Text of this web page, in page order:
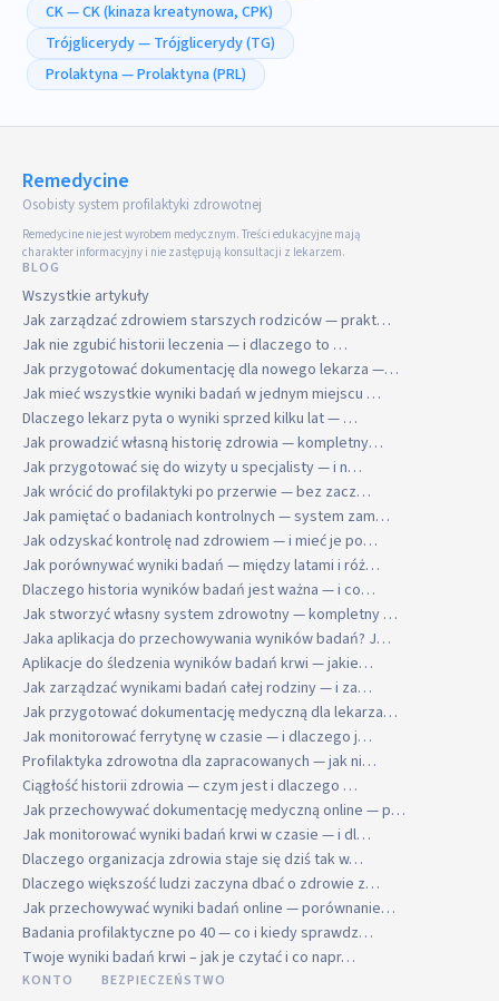
CK — CK (kinaza kreatynowa, CPK)
Trójglicerydy — Trójglicerydy (TG)
Prolaktyna — Prolaktyna (PRL)
Remedycine
Osobisty system profilaktyki zdrowotnej
Remedycine nie jest wyrobem medycznym. Treści edukacyjne mają
charakter informacyjny i nie zastępują konsultacji z lekarzem.
BLOG
Wszystkie artykuły
Jak zarządzać zdrowiem starszych rodziców — prakt…
Jak nie zgubić historii leczenia — i dlaczego to …
Jak przygotować dokumentację dla nowego lekarza —…
Jak mieć wszystkie wyniki badań w jednym miejscu …
Dlaczego lekarz pyta o wyniki sprzed kilku lat — …
Jak prowadzić własną historię zdrowia — kompletny…
Jak przygotować się do wizyty u specjalisty — i n…
Jak wrócić do profilaktyki po przerwie — bez zacz…
Jak pamiętać o badaniach kontrolnych — system zam…
Jak odzyskać kontrolę nad zdrowiem — i mieć je po…
Jak porównywać wyniki badań — między latami i róż…
Dlaczego historia wyników badań jest ważna — i co…
Jak stworzyć własny system zdrowotny — kompletny …
Jaka aplikacja do przechowywania wyników badań? J…
Aplikacje do śledzenia wyników badań krwi — jakie…
Jak zarządzać wynikami badań całej rodziny — i za…
Jak przygotować dokumentację medyczną dla lekarza…
Jak monitorować ferrytynę w czasie — i dlaczego j…
Profilaktyka zdrowotna dla zapracowanych — jak ni…
Ciągłość historii zdrowia — czym jest i dlaczego …
Jak przechowywać dokumentację medyczną online — p…
Jak monitorować wyniki badań krwi w czasie — i dl…
Dlaczego organizacja zdrowia staje się dziś tak w…
Dlaczego większość ludzi zaczyna dbać o zdrowie z…
Jak przechowywać wyniki badań online — porównanie…
Badania profilaktyczne po 40 — co i kiedy sprawdz…
Twoje wyniki badań krwi – jak je czytać i co napr…
KONTO BEZPIECZEŃSTWO